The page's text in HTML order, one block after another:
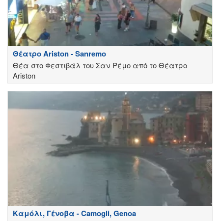
Θέατρο Ariston - Sanremo
Θέα στο Φεστιβάλ του Σαν Ρέμο από το Θέατρο
Ariston
Καμόλι, Γένοβα - Camogli, Genoa